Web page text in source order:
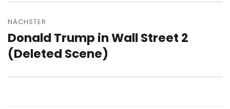
NÄCHSTER
Nächster
Beitrag:
Donald Trump in Wall Street 2
(Deleted Scene)